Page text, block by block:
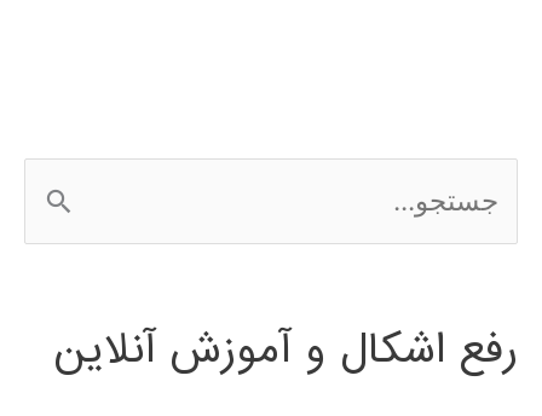
س
ج
رفع اشکال و آموزش آنلاین